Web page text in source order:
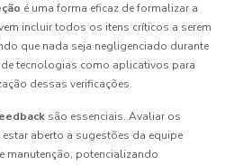
é uma forma eficaz de formalizar a
incluir todos os itens críticos a serem
que nada seja negligenciado durante
tecnologias como aplicativos para
dessas verificações.
são essenciais. Avaliar os
aberto a sugestões da equipe
manutenção, potencializando